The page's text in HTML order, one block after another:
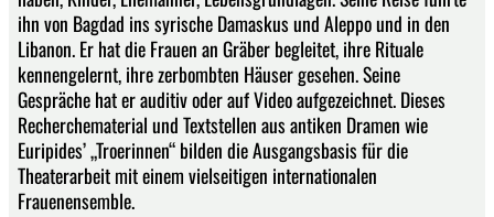
ihn von Bagdad ins syrische Damaskus und Aleppo und in den
Libanon. Er hat die Frauen an Gräber begleitet, ihre Rituale
kennengelernt, ihre zerbombten Häuser gesehen. Seine
Gespräche hat er auditiv oder auf Video aufgezeichnet. Dieses
Recherchematerial und Textstellen aus antiken Dramen wie
Euripides’ „Troerinnen“ bilden die Ausgangsbasis für die
Theaterarbeit mit einem vielseitigen internationalen
Frauenensemble.